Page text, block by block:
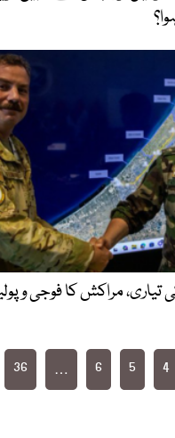
تیاری، مراکش کا فوجی و
4
5
6
…
36